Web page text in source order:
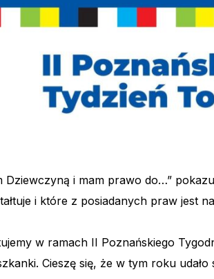
Dziewczyną i mam prawo do…”
i które z posiadanych praw jest
w ramach II Poznańskiego
Cieszę się, że w tym roku